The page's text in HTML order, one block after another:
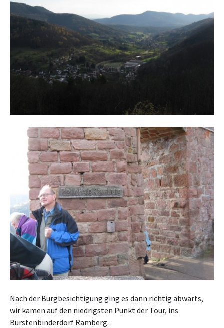
Nach der Burgbesichtigung ging es dann richtig abwärts,
wir kamen auf den niedrigsten Punkt der Tour, ins
Bürstenbinderdorf Ramberg.